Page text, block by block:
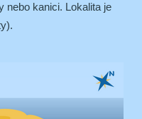
nebo kanici. Lokalita je